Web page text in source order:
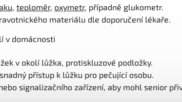
, teploměr, oxymetr, případně glukometr.
materiálu dle doporučení lékaře.
v domácnosti
v okolí lůžka, protiskluzové podložky.
přístup k lůžku pro pečující osobu.
signalizačního zařízení, aby mohl senior